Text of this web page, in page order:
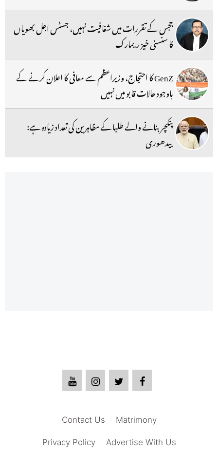
ججس کے تقررات میں شفافیت نہیں، جسٹس اجل بھویاں
کا سنسنی خیز ریمارک
GenZ کا احتجاج، وزیراعظم سے معافی کا اعلان کرنے کے
باوجود حالات قابو میں نہیں
پنکچر بنانے والے طلبا کے مظاہرین کی تعداد زیادہ ہے:
بیدھوری
Matrimony
Contact Us
Advertise With Us
Privacy Policy